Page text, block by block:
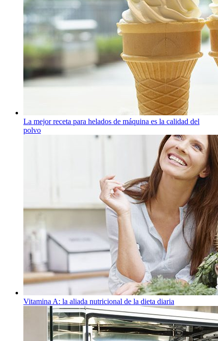
La mejor receta para helados de máquina es la calidad del
polvo
Vitamina A: la aliada nutricional de la dieta diaria